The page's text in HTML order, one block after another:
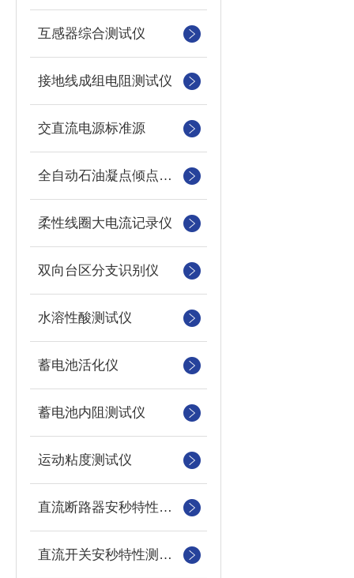
互感器综合测试仪
接地线成组电阻测试仪
交直流电源标准源
全自动石油凝点倾点测定仪
柔性线圈大电流记录仪
双向台区分支识别仪
水溶性酸测试仪
蓄电池活化仪
蓄电池内阻测试仪
运动粘度测试仪
直流断路器安秒特性测试仪
直流开关安秒特性测试仪